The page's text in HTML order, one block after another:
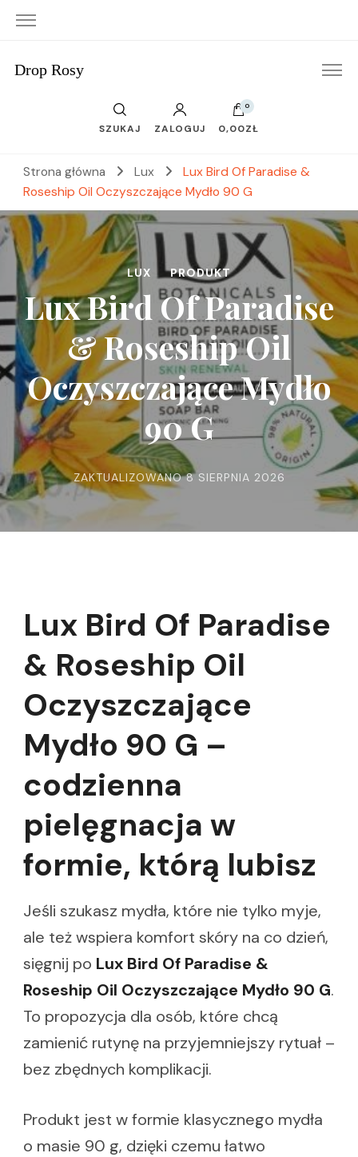
Drop Rosy
SZUKAJ ZALOGUJ
0
0,00ZŁ
Strona główna Lux
Lux Bird Of Paradise &
Roseship Oil Oczyszczające Mydło 90 G
LUX PRODUKT
Lux Bird Of Paradise
& Roseship Oil
Oczyszczające Mydło
90 G
ZAKTUALIZOWANO8 SIERPNIA 2026
Lux Bird Of Paradise
& Roseship Oil
Oczyszczające
Mydło 90 G –
codzienna
pielęgnacja w
formie, którą lubisz
Jeśli szukasz mydła, które nie tylko myje,
ale też wspiera komfort skóry na co dzień,
sięgnij po Lux Bird Of Paradise &
Roseship Oil Oczyszczające Mydło 90 G.
To propozycja dla osób, które chcą
zamienić rutynę na przyjemniejszy rytuał –
bez zbędnych komplikacji.
Produkt jest w formie klasycznego mydła
o masie 90 g, dzięki czemu łatwo